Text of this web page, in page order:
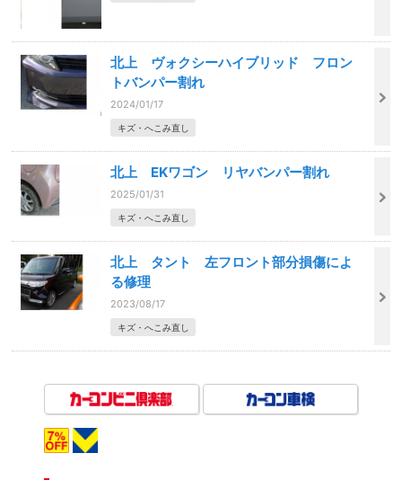
北上 ヴォクシーハイブリッド フロン
トバンパー割れ
2024/01/17
キズ・へこみ直し
北上 EKワゴン リヤバンパー割れ
2025/01/31
キズ・へこみ直し
北上 タント 左フロント部分損傷によ
る修理
2023/08/17
キズ・へこみ直し